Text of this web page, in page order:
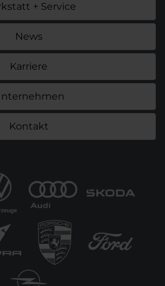
+ Service
News
Karriere
Kontakt